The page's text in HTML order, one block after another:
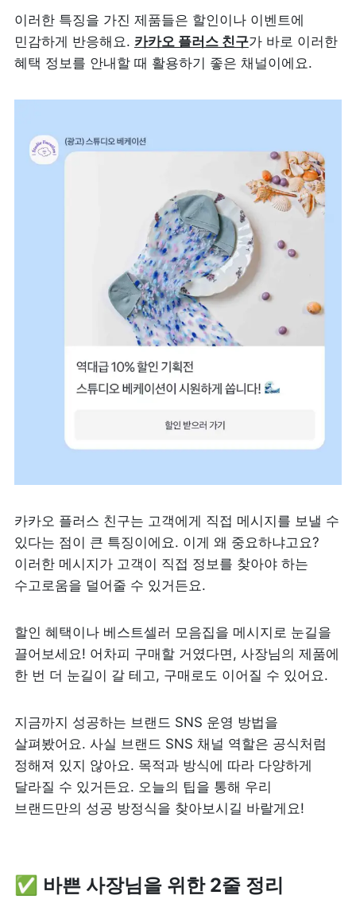
이러한 특징을 가진 제품들은 할인이나 이벤트에
민감하게 반응해요. 카카오 플러스 친구가 바로 이러한
혜택 정보를 안내할 때 활용하기 좋은 채널이에요.
카카오 플러스 친구는 고객에게 직접 메시지를 보낼 수
있다는 점이 큰 특징이에요. 이게 왜 중요하냐고요?
이러한 메시지가 고객이 직접 정보를 찾아야 하는
수고로움을 덜어줄 수 있거든요.
할인 혜택이나 베스트셀러 모음집을 메시지로 눈길을
끌어보세요! 어차피 구매할 거였다면, 사장님의 제품에
한 번 더 눈길이 갈 테고, 구매로도 이어질 수 있어요.
지금까지 성공하는 브랜드 SNS 운영 방법을
살펴봤어요. 사실 브랜드 SNS 채널 역할은 공식처럼
정해져 있지 않아요. 목적과 방식에 따라 다양하게
달라질 수 있거든요. 오늘의 팁을 통해 우리
브랜드만의 성공 방정식을 찾아보시길 바랄게요!
✅ 바쁜 사장님을 위한 2줄 정리